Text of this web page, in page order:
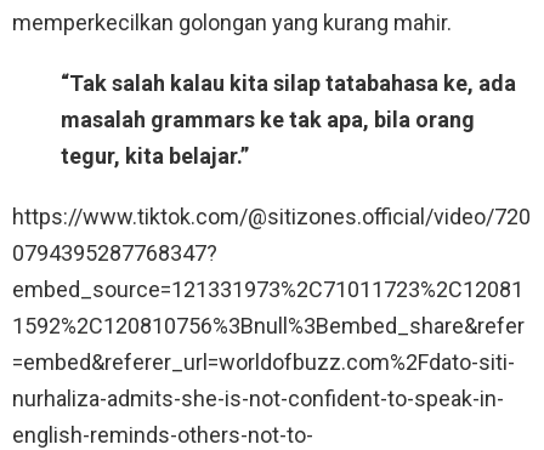
memperkecilkan golongan yang kurang mahir.
“Tak salah kalau kita silap tatabahasa ke, ada
masalah grammars ke tak apa, bila orang
tegur, kita belajar.”
https://www.tiktok.com/@sitizones.official/video/720
0794395287768347?
embed_source=121331973%2C71011723%2C12081
1592%2C120810756%3Bnull%3Bembed_share&refer
=embed&referer_url=worldofbuzz.com%2Fdato-siti-
nurhaliza-admits-she-is-not-confident-to-speak-in-
english-reminds-others-not-to-